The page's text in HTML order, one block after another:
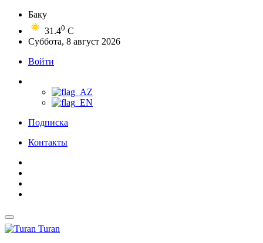
Баку
31.40 C
Суббота, 8 август 2026
Войти
Подписка
Контакты
Turan